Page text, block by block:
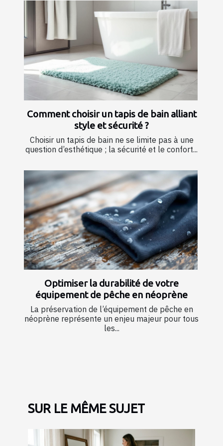
Comment choisir un tapis de bain alliant
style et sécurité ?
Choisir un tapis de bain ne se limite pas à une
question d’esthétique ; la sécurité et le confort...
Optimiser la durabilité de votre
équipement de pêche en néoprène
La préservation de l’équipement de pêche en
néoprène représente un enjeu majeur pour tous
les...
SUR LE MÊME SUJET